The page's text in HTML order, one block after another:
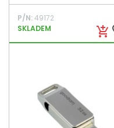
add_shopping_cart
P/N:49172
SKLADEM